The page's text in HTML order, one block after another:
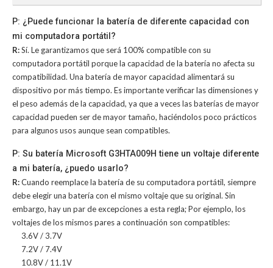
P: ¿Puede funcionar la batería de diferente capacidad con
mi computadora portátil?
R:Sí. Le garantizamos que será 100% compatible con su
computadora portátil porque la capacidad de la batería no afecta su
compatibilidad. Una batería de mayor capacidad alimentará su
dispositivo por más tiempo. Es importante verificar las dimensiones y
el peso además de la capacidad, ya que a veces las baterías de mayor
capacidad pueden ser de mayor tamaño, haciéndolos poco prácticos
para algunos usos aunque sean compatibles.
P: Su batería Microsoft G3HTA009H tiene un voltaje diferente
a mi batería, ¿puedo usarlo?
R:Cuando reemplace la batería de su computadora portátil, siempre
debe elegir una batería con el mismo voltaje que su original. Sin
embargo, hay un par de excepciones a esta regla; Por ejemplo, los
voltajes de los mismos pares a continuación son compatibles:
3.6V / 3.7V
7.2V / 7.4V
10.8V / 11.1V